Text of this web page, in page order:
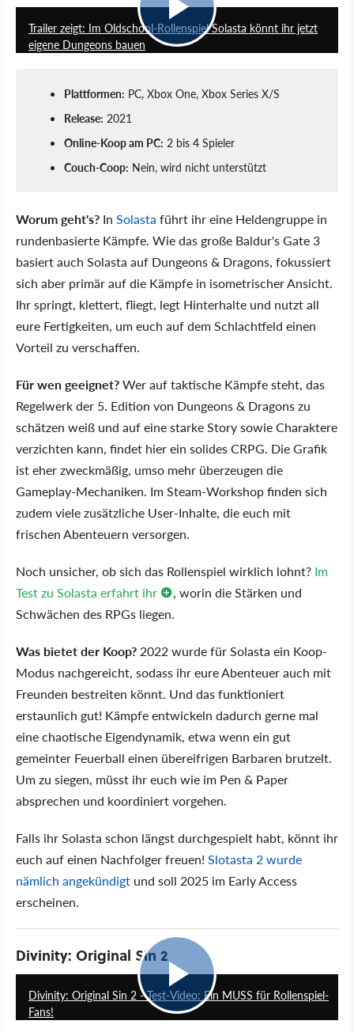
Trailer zeigt: Im Oldschool-Rollenspiel Solasta könnt ihr jetzt
eigene Dungeons bauen
Plattformen: PC, Xbox One, Xbox Series X/S
Release: 2021
Online-Koop am PC: 2 bis 4 Spieler
Couch-Coop: Nein, wird nicht unterstützt
Worum geht's? In Solasta führt ihr eine Heldengruppe in
rundenbasierte Kämpfe. Wie das große Baldur's Gate 3
basiert auch Solasta auf Dungeons & Dragons, fokussiert
sich aber primär auf die Kämpfe in isometrischer Ansicht.
Ihr springt, klettert, fliegt, legt Hinterhalte und nutzt all
eure Fertigkeiten, um euch auf dem Schlachtfeld einen
Vorteil zu verschaffen.
Für wen geeignet?Wer auf taktische Kämpfe steht, das
Regelwerk der 5. Edition von Dungeons & Dragons zu
schätzen weiß und auf eine starke Story sowie Charaktere
verzichten kann, findet hier ein solides CRPG. Die Grafik
ist eher zweckmäßig, umso mehr überzeugen die
Gameplay-Mechaniken. Im Steam-Workshop finden sich
zudem viele zusätzliche User-Inhalte, die euch mit
frischen Abenteuern versorgen.
Noch unsicher, ob sich das Rollenspiel wirklich lohnt? Im
Test zu Solasta erfahrt ihr
, worin die Stärken und
Schwächen des RPGs liegen.
Was bietet der Koop?2022 wurde für Solasta ein Koop-
Modus nachgereicht, sodass ihr eure Abenteuer auch mit
Freunden bestreiten könnt. Und das funktioniert
erstaunlich gut! Kämpfe entwickeln dadurch gerne mal
eine chaotische Eigendynamik, etwa wenn ein gut
gemeinter Feuerball einen übereifrigen Barbaren brutzelt.
Um zu siegen, müsst ihr euch wie im Pen & Paper
absprechen und koordiniert vorgehen.
Falls ihr Solasta schon längst durchgespielt habt, könnt ihr
euch auf einen Nachfolger freuen! Slotasta 2 wurde
nämlich angekündigt und soll 2025 im Early Access
erscheinen.
Divinity: Original Sin 2
Divinity: Original Sin 2 - Test-Video: Ein MUSS für Rollenspiel-
Fans!